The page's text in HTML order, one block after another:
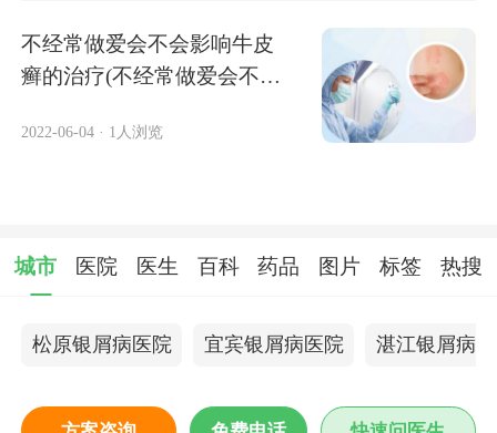
不经常做爱会不会影响牛皮
癣的治疗(不经常做爱会不会
2022-06-04 · 1人浏览
城市 医院 医生 百科 药品 图片 标签 热搜
松原银屑病医院 宜宾银屑病医院 湛江银屑病